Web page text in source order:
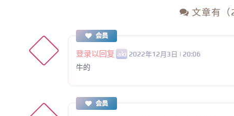
文章有（
会员
登录以回复 aki 2022年12月3日 | 20:06
牛的
会员